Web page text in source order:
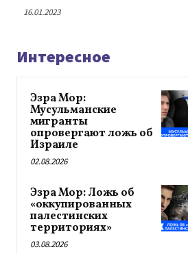
16.01.2023
Интересное
Эзра Мор:
Мусульманские
мигранты
опровергают ложь об
Израиле
02.08.2026
Эзра Мор: Ложь об
«оккупированных
палестинских
территориях»
03.08.2026